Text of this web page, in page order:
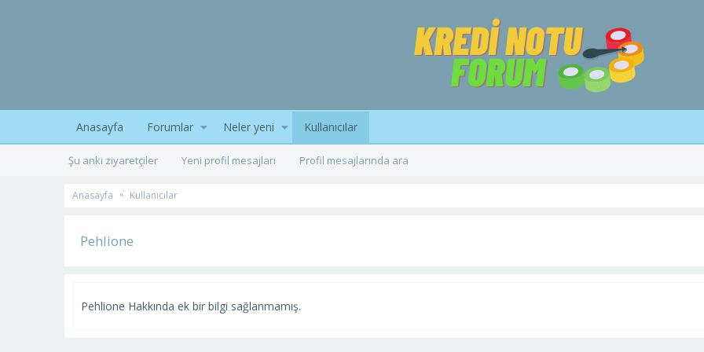
Anasayfa Forumlar Neler yeni Kullanıcılar
Şu anki ziyaretçiler Yeni profil mesajları Profil mesajlarında ara
Anasayfa Kullanıcılar
Pehlione
Pehlione Hakkında ek bir bilgi sağlanmamış.